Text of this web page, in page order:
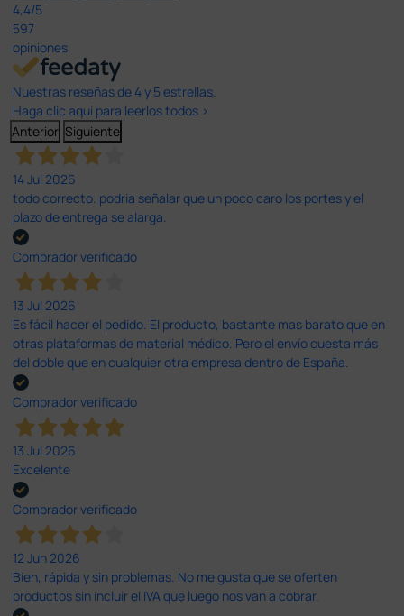
4,4/5
597
opiniones
Nuestras reseñas de 4 y 5 estrellas.
Haga clic aquí para leerlos todos >
Anterior Siguiente
14 Jul 2026
todo correcto. podria señalar que un poco caro los portes y el
plazo de entrega se alarga.
Comprador verificado
13 Jul 2026
Es fácil hacer el pedido. El producto, bastante mas barato que en
otras plataformas de material médico. Pero el envío cuesta más
del doble que en cualquier otra empresa dentro de España.
Comprador verificado
13 Jul 2026
Excelente
Comprador verificado
12 Jun 2026
Bien, rápida y sin problemas. No me gusta que se oferten
productos sin incluir el IVA que luego nos van a cobrar.